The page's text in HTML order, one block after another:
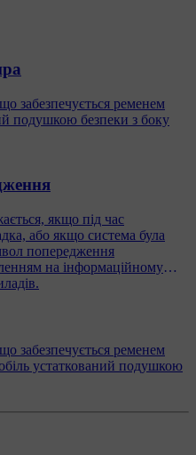
забезпечується ременем
подушкою безпеки з боку
якщо під час
або якщо система була
попередження
на інформаційному
забезпечується ременем
устаткований подушкою